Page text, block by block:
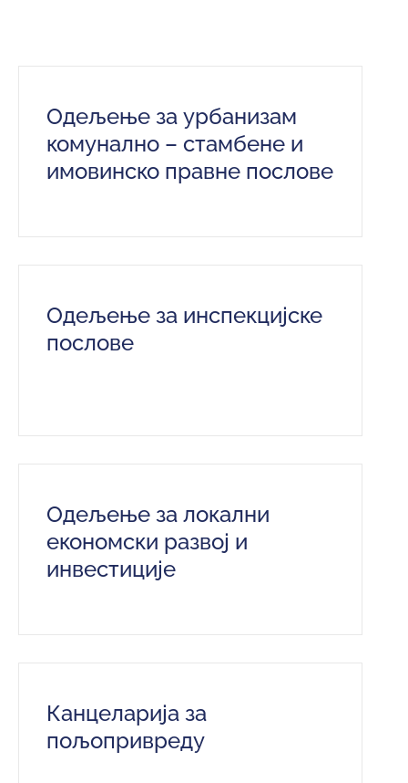
Заштита
природе
Едукација
Одељење за урбанизам
комунално – стамбене и
имовинско правне послове
Одељење за инспекцијске
послове
Одељење за локални
економски развој и
инвестиције
Канцеларија за
пољопривреду